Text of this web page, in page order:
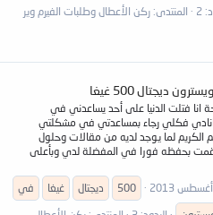
2 المنتدى: ركن الأعطال وطلبات الفيرم وير
ديجتال 500 غيغا
انا فتلت الدنيا على أحد يساعدني في
فكلي رجاء بمساعدتي في مشكلتي
الكريم لما يوجد لديه من مقالات وحلول
بحفظه فورا في المفضلة لدي وبأعلى
500 ديجتال غيغا
في